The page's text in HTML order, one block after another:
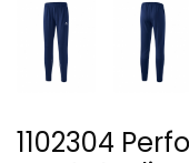
1102304